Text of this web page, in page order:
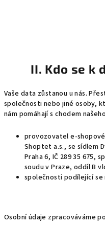
II. Kdo se k
Vaše data zůstanou u nás.
společnosti nebo jiné osoby,
nám pomáhají s chodem
provozovatel e-
Shoptet a.s., se sídlem
Praha 6, IČ 289 35 675,
soudu v Praze, oddíl B
společnosti podílející se
Osobní údaje zpracováváme